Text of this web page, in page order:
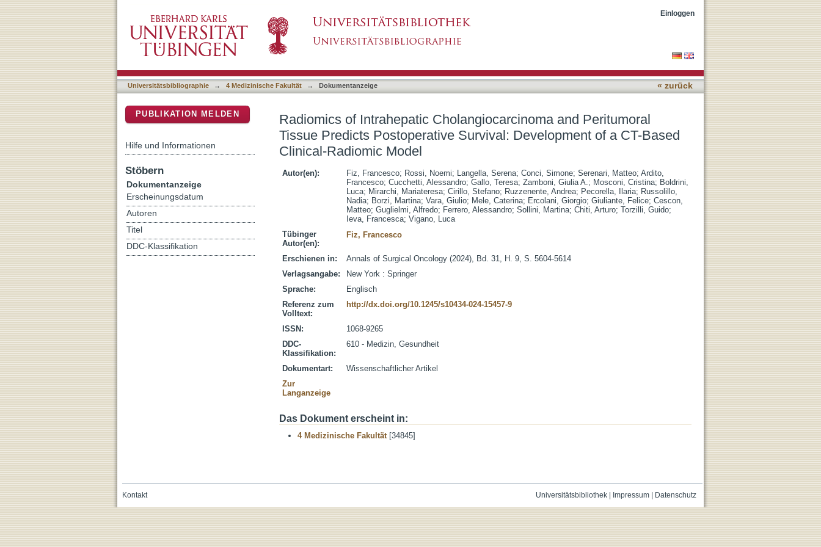
Radiomics of Intrahepatic Cholangiocarcinoma and Peritumoral Tissue Predicts Postoperative
Survival: Development of a CT-Based Clinical-Radiomic Model
Einloggen
Universitätsbibliographie → 4 Medizinische Fakultät → Dokumentanzeige « zurück
Radiomics of Intrahepatic Cholangiocarcinoma and Peritumoral
Tissue Predicts Postoperative Survival: Development of a CT-Based
Clinical-Radiomic Model
Autor(en): Fiz, Francesco; Rossi, Noemi; Langella, Serena; Conci, Simone; Serenari, Matteo; Ardito,
Francesco; Cucchetti, Alessandro; Gallo, Teresa; Zamboni, Giulia A.; Mosconi, Cristina; Boldrini,
Luca; Mirarchi, Mariateresa; Cirillo, Stefano; Ruzzenente, Andrea; Pecorella, Ilaria; Russolillo,
Nadia; Borzi, Martina; Vara, Giulio; Mele, Caterina; Ercolani, Giorgio; Giuliante, Felice; Cescon,
Matteo; Guglielmi, Alfredo; Ferrero, Alessandro; Sollini, Martina; Chiti, Arturo; Torzilli, Guido;
Ieva, Francesca; Vigano, Luca
Tübinger
Autor(en):
Fiz, Francesco
Erschienen in:
Annals of Surgical Oncology (2024), Bd. 31, H. 9, S. 5604-5614
Verlagsangabe:
New York : Springer
Sprache:
Englisch
Referenz zum
Volltext:
http://dx.doi.org/10.1245/s10434-024-15457-9
ISSN:
1068-9265
DDC-
Klassifikation:
610 - Medizin, Gesundheit
Dokumentart:
Wissenschaftlicher Artikel
Zur
Langanzeige
Das Dokument erscheint in:
4 Medizinische Fakultät[34845]
PUBLIKATION MELDEN
Hilfe und Informationen
Stöbern
Dokumentanzeige
Erscheinungsdatum
Autoren
Titel
DDC-Klassifikation
Universitätsbibliothek| Impressum| Datenschutz
Kontakt